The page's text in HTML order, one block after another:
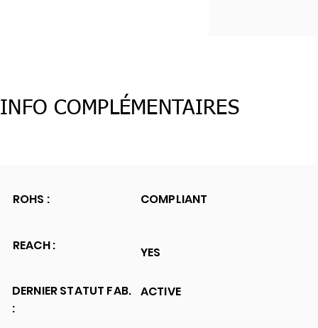
INFO COMPLÉMENTAIRES
ROHS : COMPLIANT
REACH :
DERNIER STATUT FAB.
:
YES
ACTIVE